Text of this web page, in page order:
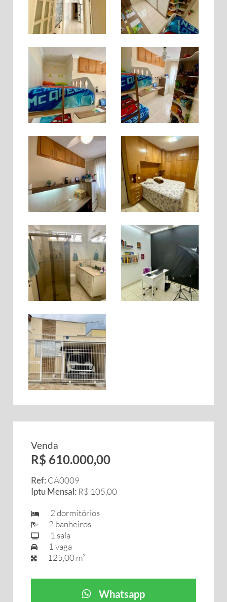
Venda
R$ 610.000,00
Ref: CA0009
Iptu Mensal: R$ 105,00
2 dormitórios
2 banheiros
1 sala
1 vaga
125,00 m²
Whatsapp